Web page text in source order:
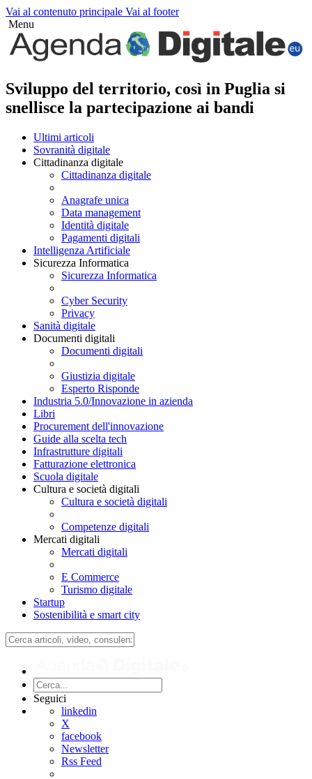
Vai al contenuto principale Vai al footer
Menu
Sviluppo del territorio, così in Puglia si
snellisce la partecipazione ai bandi
Ultimi articoli
Sovranità digitale
Cittadinanza digitale
Cittadinanza digitale
Anagrafe unica
Data management
Identità digitale
Pagamenti digitali
Intelligenza Artificiale
Sicurezza Informatica
Sicurezza Informatica
Cyber Security
Privacy
Sanità digitale
Documenti digitali
Documenti digitali
Giustizia digitale
Esperto Risponde
Industria 5.0/Innovazione in azienda
Libri
Procurement dell'innovazione
Guide alla scelta tech
Infrastrutture digitali
Fatturazione elettronica
Scuola digitale
Cultura e società digitali
Cultura e società digitali
Competenze digitali
Mercati digitali
Mercati digitali
E Commerce
Turismo digitale
Startup
Sostenibilità e smart city
Seguici
linkedin
X
facebook
Newsletter
Rss Feed